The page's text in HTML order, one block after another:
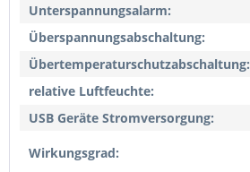
Unterspannungsalarm:
Überspannungsabschaltung:
Übertemperaturschutzabschaltung:
relative Luftfeuchte:
USB Geräte Stromversorgung:
Wirkungsgrad: